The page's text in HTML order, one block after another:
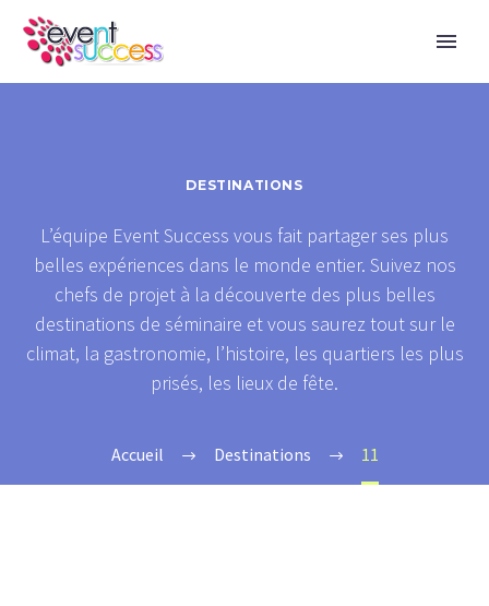
DESTINATIONS
L’équipe Event Success vous fait partager ses plus
belles expériences dans le monde entier. Suivez nos
chefs de projet à la découverte des plus belles
destinations de séminaire et vous saurez tout sur le
climat, la gastronomie, l’histoire, les quartiers les plus
prisés, les lieux de fête.
Accueil Destinations 11